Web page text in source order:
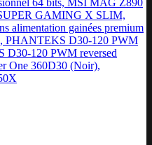
64 bits, MSI MAG Z890
GAMING X SLIM,
alimentation gainées premium
PHANTEKS D30-120 PWM
120 PWM reversed
One 360D30 (Noir),